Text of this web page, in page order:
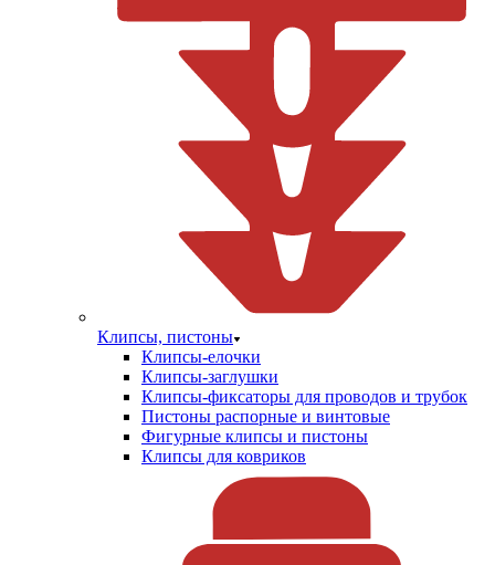
Клипсы, пистоны
Клипсы-елочки
Клипсы-заглушки
Клипсы-фиксаторы для проводов и трубок
Пистоны распорные и винтовые
Фигурные клипсы и пистоны
Клипсы для ковриков